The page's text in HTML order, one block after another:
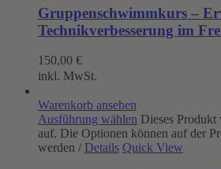
Gruppenschwimmkurs –
Technikverbesserung im
150,00 €
inkl. MwSt.
Warenkorb ansehen
Ausführung wählen Dieses Produkt
auf. Die Optionen können auf der
werden / Details Quick View